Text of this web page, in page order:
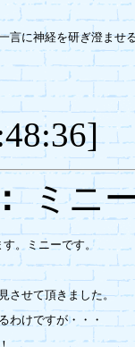
言に神経を研ぎ澄ませ
ミ
。ミニーです。
させて頂きました。
わけですが・・・